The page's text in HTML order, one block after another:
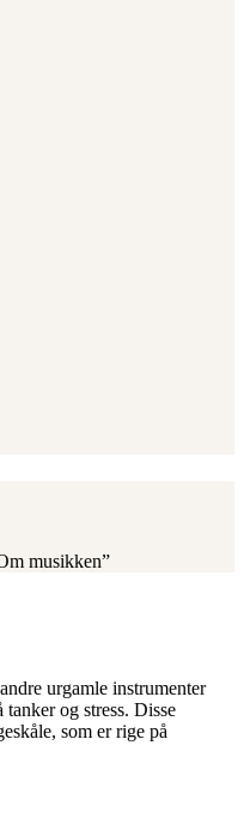
musikken”
urgamle instrumenter
og stress. Disse
som er rige på